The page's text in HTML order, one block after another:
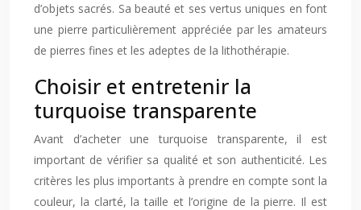
d’objets sacrés. Sa beauté et ses vertus uniques en font
une pierre particulièrement appréciée par les amateurs
de pierres fines et les adeptes de la lithothérapie.
Choisir et entretenir la
turquoise transparente
Avant d’acheter une turquoise transparente, il est
important de vérifier sa qualité et son authenticité. Les
critères les plus importants à prendre en compte sont la
couleur, la clarté, la taille et l’origine de la pierre. Il est